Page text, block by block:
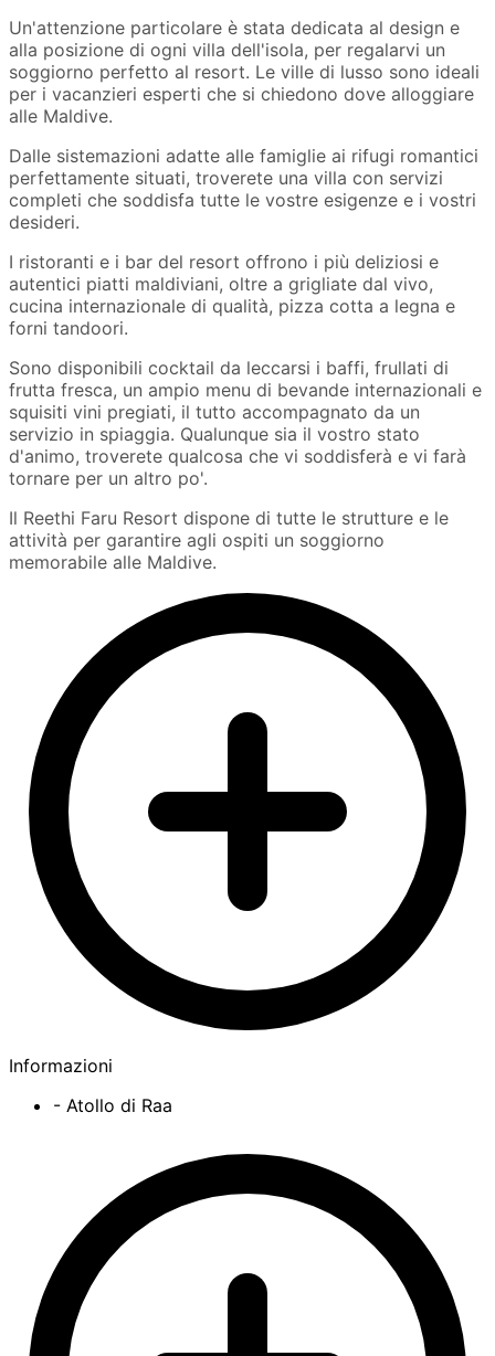
Un'attenzione particolare è stata dedicata al design e
alla posizione di ogni villa dell'isola, per regalarvi un
soggiorno perfetto al resort. Le ville di lusso sono ideali
per i vacanzieri esperti che si chiedono dove alloggiare
alle Maldive.
Dalle sistemazioni adatte alle famiglie ai rifugi romantici
perfettamente situati, troverete una villa con servizi
completi che soddisfa tutte le vostre esigenze e i vostri
desideri.
I ristoranti e i bar del resort offrono i più deliziosi e
autentici piatti maldiviani, oltre a grigliate dal vivo,
cucina internazionale di qualità, pizza cotta a legna e
forni tandoori.
Sono disponibili cocktail da leccarsi i baffi, frullati di
frutta fresca, un ampio menu di bevande internazionali e
squisiti vini pregiati, il tutto accompagnato da un
servizio in spiaggia. Qualunque sia il vostro stato
d'animo, troverete qualcosa che vi soddisferà e vi farà
tornare per un altro po'.
Il Reethi Faru Resort dispone di tutte le strutture e le
attività per garantire agli ospiti un soggiorno
memorabile alle Maldive.
Informazioni
- Atollo di Raa